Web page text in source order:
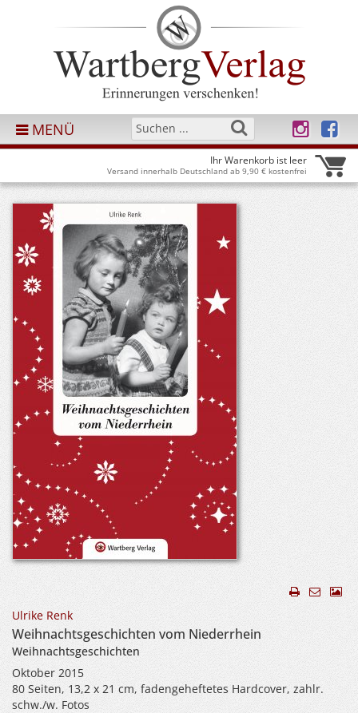
MENÜ
Ihr Warenkorb ist leer
Versand innerhalb Deutschland ab 9,90 € kostenfrei
Ulrike Renk
Weihnachtsgeschichten vom Niederrhein
Weihnachtsgeschichten
Oktober 2015
80 Seiten, 13,2 x 21 cm, fadengeheftetes Hardcover, zahlr.
schw./w. Fotos